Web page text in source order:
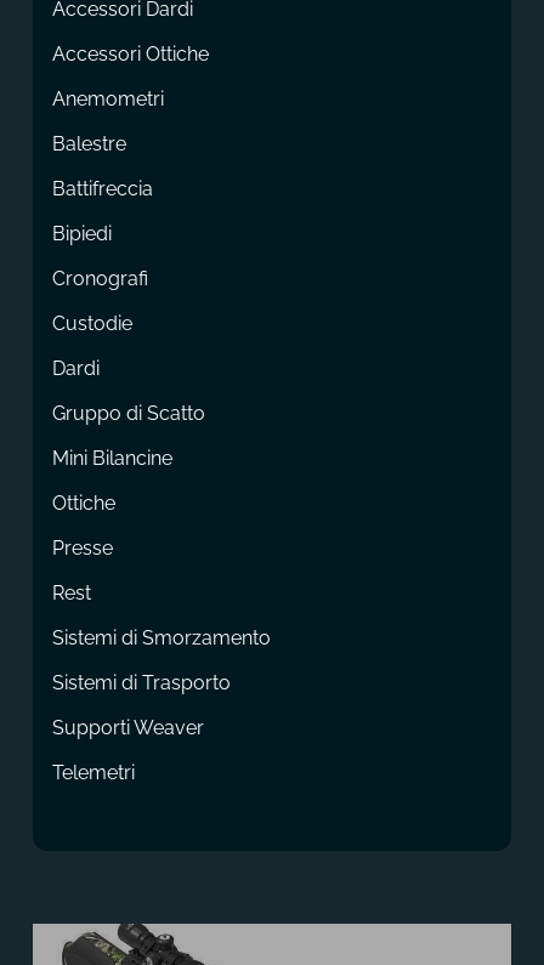
Accessori Dardi
Accessori Ottiche
Anemometri
Balestre
Battifreccia
Bipiedi
Cronografi
Custodie
Dardi
Gruppo di Scatto
Mini Bilancine
Ottiche
Presse
Rest
Sistemi di Smorzamento
Sistemi di Trasporto
Supporti Weaver
Telemetri